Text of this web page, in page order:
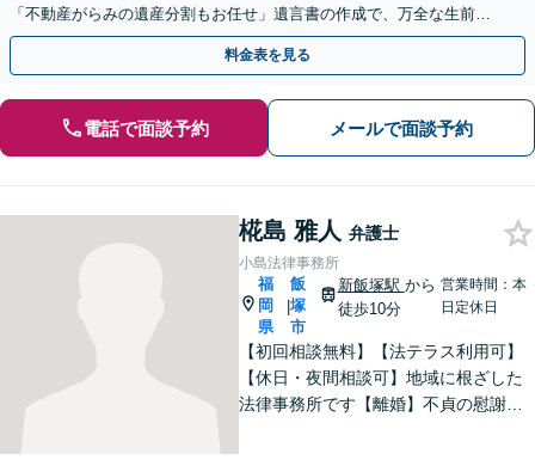
「不動産がらみの遺産分割もお任せ」遺言書の作成で、万全な生前対
策をおこないましょう【夜間・休日面談可】
料金表を見る
電話で面談予約 メールで面談予約
椛島 雅人 弁護士
小島法律事務所
福
岡
県
|
飯
塚
市
新飯塚駅 から
徒歩10分
営業時間：本
日定休日
【初回相談無料】【法テラス利用可】
【休日・夜間相談可】地域に根ざした
法律事務所です【離婚】不貞の慰謝料